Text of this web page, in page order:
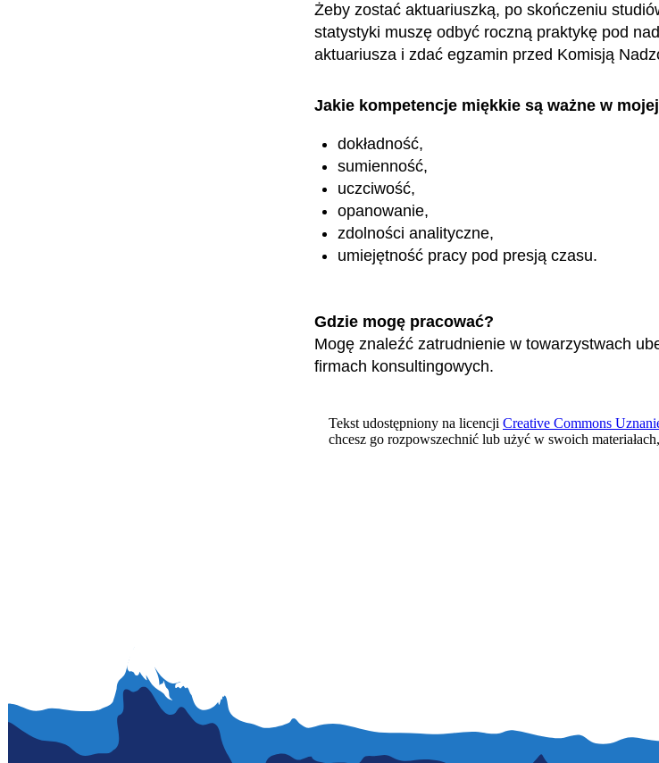
Żeby zostać aktuariuszką, po skończeniu
statystyki muszę odbyć roczną praktykę pod
aktuariusza i zdać egzamin przed Komisją
Jakie kompetencje miękkie są ważne w
dokładność,
sumienność,
uczciwość,
opanowanie,
zdolności analityczne,
umiejętność pracy pod presją czasu.
Gdzie mogę pracować?
Mogę znaleźć zatrudnienie w towarzystwach
firmach konsultingowych.
Tekst udostępniony na licencji Creative Commons
chcesz go rozpowszechnić lub użyć w swoich